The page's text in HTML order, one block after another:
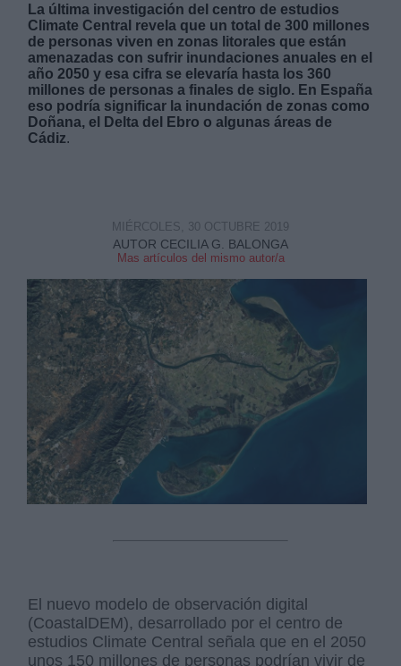
La última investigación del centro de estudios
Climate Central revela que un total de 300 millones
de personas viven en zonas litorales que están
amenazadas con sufrir inundaciones anuales en el
año 2050 y esa cifra se elevaría hasta los 360
millones de personas a finales de siglo. En España
eso podría significar la inundación de zonas como
Doñana, el Delta del Ebro o algunas áreas de
Cádiz.
AUTOR CECILIA G. BALONGA
Mas artículos del mismo autor/a
MIÉRCOLES, 30 OCTUBRE 2019
El nuevo modelo de observación digital
(CoastalDEM), desarrollado por el centro de
estudios Climate Central señala que en el 2050
unos 150 millones de personas podrían vivir de